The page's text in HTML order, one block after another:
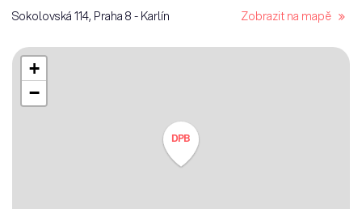
Sokolovská 114, Praha 8 - Karlín Zobrazit na mapě
DPB
+
−